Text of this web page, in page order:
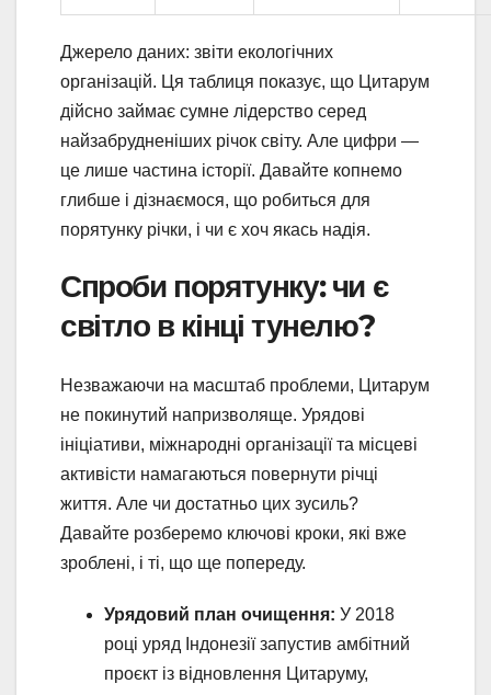
Джерело даних: звіти екологічних
організацій. Ця таблиця показує, що Цитарум
дійсно займає сумне лідерство серед
найзабрудненіших річок світу. Але цифри —
це лише частина історії. Давайте копнемо
глибше і дізнаємося, що робиться для
порятунку річки, і чи є хоч якась надія.
Спроби порятунку: чи є
світло в кінці тунелю?
Незважаючи на масштаб проблеми, Цитарум
не покинутий напризволяще. Урядові
ініціативи, міжнародні організації та місцеві
активісти намагаються повернути річці
життя. Але чи достатньо цих зусиль?
Давайте розберемо ключові кроки, які вже
зроблені, і ті, що ще попереду.
Урядовий план очищення: У 2018
році уряд Індонезії запустив амбітний
проєкт із відновлення Цитаруму,